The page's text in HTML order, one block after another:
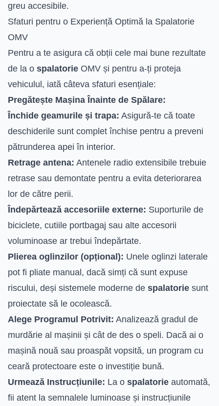
greu accesibile.
Sfaturi pentru o Experiență Optimă la Spalatorie
OMV
Pentru a te asigura că obții cele mai bune rezultate
de la o spalatorie OMV și pentru a-ți proteja
vehiculul, iată câteva sfaturi esențiale:
Pregătește Mașina Înainte de Spălare:
Închide geamurile și trapa: Asigură-te că toate
deschiderile sunt complet închise pentru a preveni
pătrunderea apei în interior.
Retrage antena: Antenele radio extensibile trebuie
retrase sau demontate pentru a evita deteriorarea
lor de către perii.
Îndepărtează accesoriile externe: Suporturile de
biciclete, cutiile portbagaj sau alte accesorii
voluminoase ar trebui îndepărtate.
Plierea oglinzilor (opțional): Unele oglinzi laterale
pot fi pliate manual, dacă simți că sunt expuse
riscului, deși sistemele moderne de spalatorie sunt
proiectate să le ocolească.
Alege Programul Potrivit: Analizează gradul de
murdărie al mașinii și cât de des o speli. Dacă ai o
mașină nouă sau proaspăt vopsită, un program cu
ceară protectoare este o investiție bună.
Urmează Instrucțiunile: La o spalatorie automată,
fii atent la semnalele luminoase și instrucțiunile